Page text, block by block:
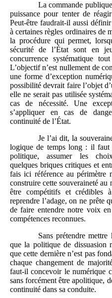
La commande
puissance pour tenter de
Peut-être faudrait-il aussi
à certaines règles ordinaires de
la procédure qui permet,
sécurité de l’État sont en
concurrence systématique
L’objectif n’est nullement de
une forme d’exception
possibilité devrait faire l’objet
elle ne serait pas utilisée
cas de nécessité. Une
s’appliquer en cas de
continuité de l’État.
Je l’ai dit, la
logique de temps long : il faut
politique, assumer les
quelques briques critiques et
fais ici référence au périmètre
construire cette souveraineté
être compétitifs et crédibles
reprendre l’adage, on ne prête
de faire entendre notre voix
compétences reconnues.
Sans prétendre
que la politique de dissuasion
que cette dernière n’est pas
chaque changement de
faut-il concevoir le numérique
sans forcément être apolitique,
continuité dans sa conduite.